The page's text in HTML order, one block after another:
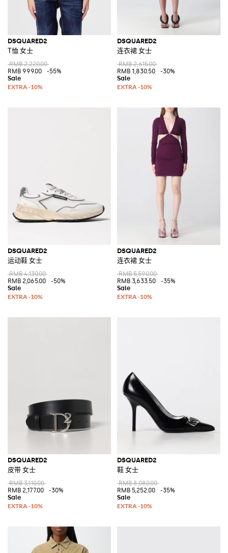
DSQUARED2
T恤 女士
RMB 2,220.00
RMB 999.00
-55%
DSQUARED2
连衣裙 女士
RMB 2,615.00
RMB 1,830.50
-30%
DSQUARED2
运动鞋 女士
RMB 4,130.00
RMB 2,065.00
-50%
DSQUARED2
连衣裙 女士
RMB 5,590.00
RMB 3,633.50
-35%
DSQUARED2
皮带 女士
RMB 3,110.00
RMB 2,177.00
-30%
DSQUARED2
鞋 女士
RMB 8,080.00
RMB 5,252.00
-35%